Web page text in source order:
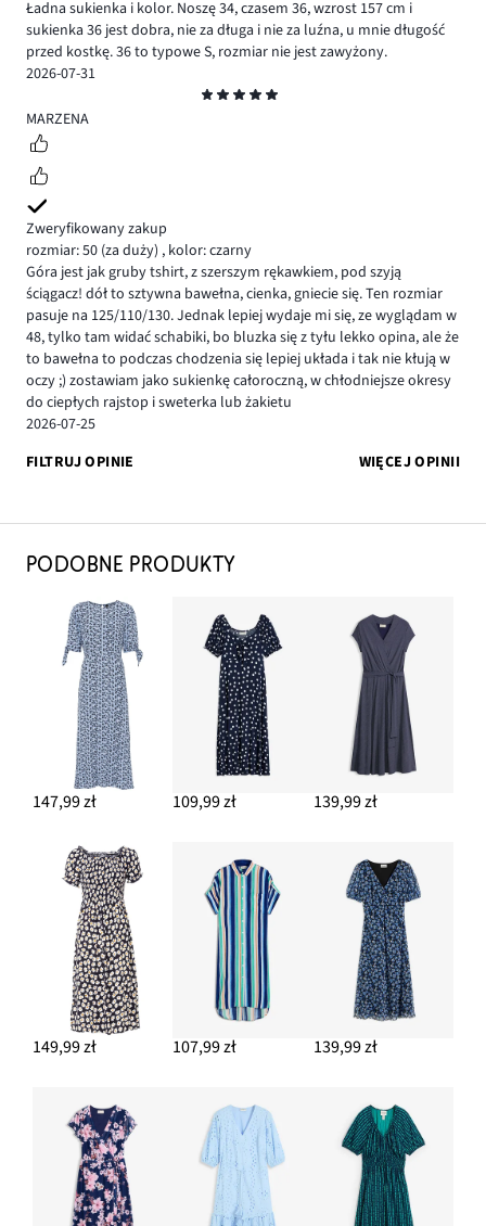
Ładna sukienka i kolor. Noszę 34, czasem 36, wzrost 157 cm i
sukienka 36 jest dobra, nie za długa i nie za luźna, u mnie długość
przed kostkę. 36 to typowe S, rozmiar nie jest zawyżony.
2026-07-31
5
MARZENA
Zweryfikowany zakup
rozmiar: 50 (za duży) , kolor: czarny
Góra jest jak gruby tshirt, z szerszym rękawkiem, pod szyją
ściągacz! dół to sztywna bawełna, cienka, gniecie się. Ten rozmiar
pasuje na 125/110/130. Jednak lepiej wydaje mi się, ze wyglądam w
48, tylko tam widać schabiki, bo bluzka się z tyłu lekko opina, ale że
to bawełna to podczas chodzenia się lepiej układa i tak nie kłują w
oczy ;) zostawiam jako sukienkę całoroczną, w chłodniejsze okresy
do ciepłych rajstop i sweterka lub żakietu
2026-07-25
FILTRUJ OPINIE
WIĘCEJ OPINII
PODOBNE PRODUKTY
147,99 zł 109,99 zł 139,99 zł
149,99 zł 107,99 zł 139,99 zł